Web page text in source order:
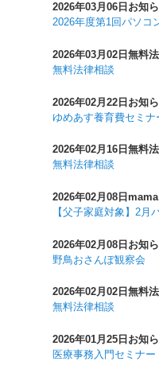
2026年03月06日 お知
2026年度第1回パソコ
2026年03月02日 無料
無料法律相談
2026年02月22日お知
ゆめあす養育費セミナ
2026年02月16日 無料
無料法律相談
2026年02月08日
【父子家庭対象】2月
2026年02月08日お知
野鳥おさんぽ観察会
2026年02月02日 無料
無料法律相談
2026年01月25日 お知
医療事務入門セミナー